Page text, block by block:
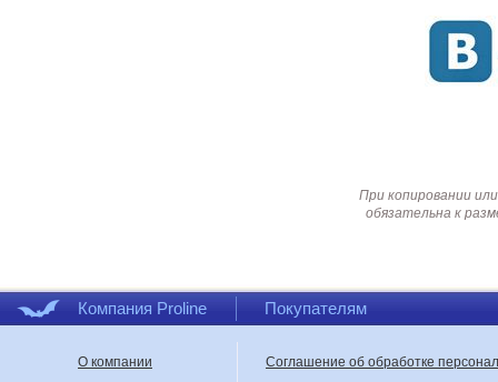
При копировании
обязательна к
Компания Proline Покупателям
О компании
Соглашение об обработке